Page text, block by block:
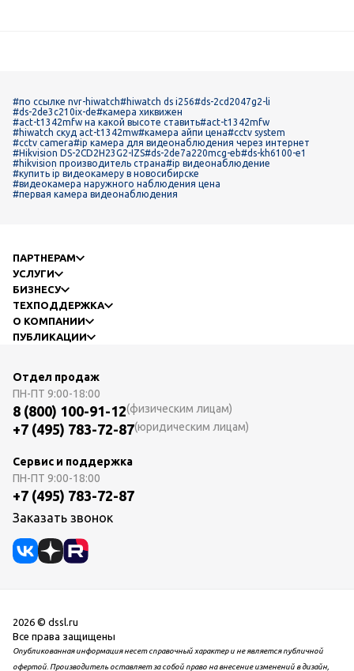
#по ссылке nvr-hiwatch#hiwatch ds i256#ds-2cd2047g2-li
#ds-2de3c210ix-de#камера хиквижен
#act-t1342mfw на какой высоте ставить#act-t1342mfw
#hiwatch скуд act-t1342mw#камера айпи цена#cctv system
#cctv camera#ip камера для видеонаблюдения через интернет
#Hikvision DS-2CD2H23G2-IZS#ds-2de7a220mcg-eb#ds-kh6100-e1
#hikvision производитель страна#ip видеонаблюдение
#купить ip видеокамеру в новосибирске
#видеокамера наружного наблюдения цена
#первая камера видеонаблюдения
ПАРТНЕРАМ
УСЛУГИ
БИЗНЕСУ
ТЕХПОДДЕРЖКА
О КОМПАНИИ
ПУБЛИКАЦИИ
Отдел продаж
ПН-ПТ 9:00-18:00
8 (800) 100-91-12(физическим лицам)
+7 (495) 783-72-87(юридическим лицам)
Сервис и поддержка
ПН-ПТ 9:00-18:00
+7 (495) 783-72-87
Заказать звонок
2026 © dssl.ru
Все права защищены
Опубликованная информация несет справочный характер и не является публичной
офертой. Производитель оставляет за собой право на внесение изменений в дизайн,